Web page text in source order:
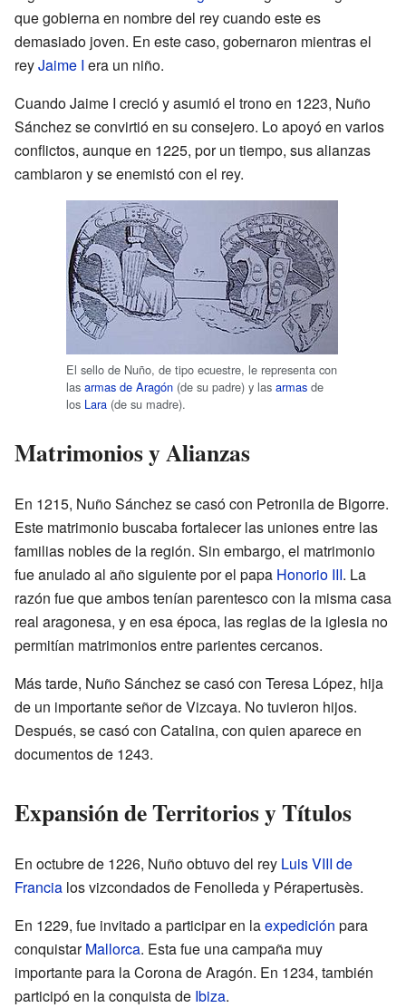
que gobierna en nombre del rey cuando este es
demasiado joven. En este caso, gobernaron mientras el
reyJaime I era un niño.
Cuando Jaime I creció y asumió el trono en 1223, Nuño
Sánchez se convirtió en su consejero. Lo apoyó en varios
conflictos, aunque en 1225, por un tiempo, sus alianzas
cambiaron y se enemistó con el rey.
El sello de Nuño, de tipo ecuestre, le representa con
las armas de Aragón (de su padre) y las armas de
los Lara (de su madre).
Matrimonios y Alianzas
En 1215, Nuño Sánchez se casó con Petronila de Bigorre.
Este matrimonio buscaba fortalecer las uniones entre las
familias nobles de la región. Sin embargo, el matrimonio
fue anulado al año siguiente por el papa Honorio III. La
razón fue que ambos tenían parentesco con la misma casa
real aragonesa, y en esa época, las reglas de la iglesia no
permitían matrimonios entre parientes cercanos.
Más tarde, Nuño Sánchez se casó con Teresa López, hija
de un importante señor de Vizcaya. No tuvieron hijos.
Después, se casó con Catalina, con quien aparece en
documentos de 1243.
Expansión de Territorios y Títulos
En octubre de 1226, Nuño obtuvo del rey Luis VIII de
Francia los vizcondados de Fenolleda y Pérapertusès.
En 1229, fue invitado a participar en laexpedición para
conquistarMallorca. Esta fue una campaña muy
importante para la Corona de Aragón. En 1234, también
participó en la conquista de Ibiza.